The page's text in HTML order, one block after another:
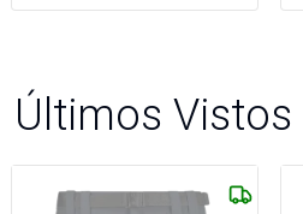
Últimos Vistos